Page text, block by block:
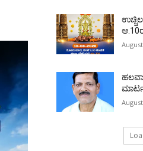
ಉಚ್ಚಿಲ